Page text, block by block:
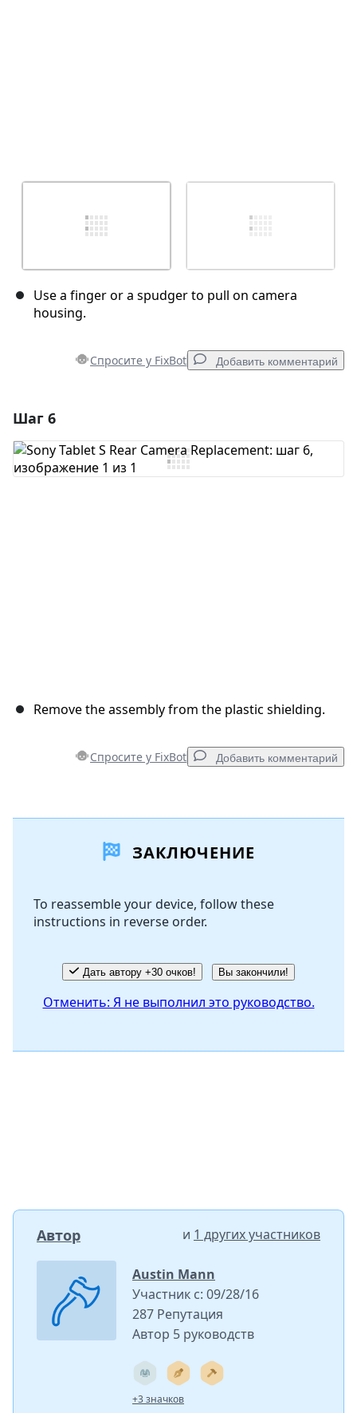
Use a finger or a spudger to pull on camera
housing.
Спросите у FixBot Добавить комментарий
Добавить комментарий
Шаг 6
Remove the assembly from the plastic shielding.
Спросите у FixBot Добавить комментарий
Добавить комментарий
Отмена Оставить комментарий
ЗАКЛЮЧЕНИЕ
To reassemble your device, follow these
instructions in reverse order.
Дать автору +30 очков! Вы закончили!
Отменить: Я не выполнил это руководство.
Автор и 1 других участников
Austin Mann
Участник с: 09/28/16
287 Репутация
Автор 5 руководств
+3 значков